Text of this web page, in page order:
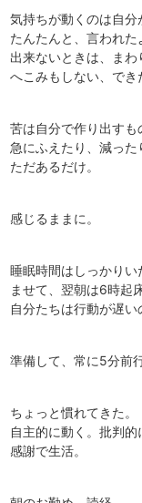
気持ちが動くのは自分
たんたんと、言われた
出来ないときは、まわ
へこみもしない、でき
苦は自分で作り出すも
急にふえたり、減った
ただあるだけ。
感じるままに。
睡眠時間はしっかり
ませて、翌朝は6時起
自分たちは行動が遅い
準備して、常に5分前行
ちょっと慣れてきた。
自主的に動く。批判的
感謝で生活。